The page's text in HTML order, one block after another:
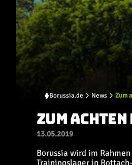
Borussia.de News Zum
ZUM
13.05.2019
Borussia wird im
Trainingslager in